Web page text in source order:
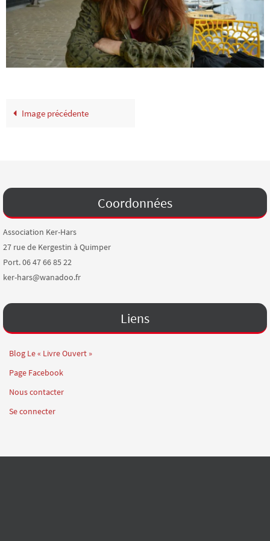
Image précédente
Coordonnées
Association Ker-Hars
27 rue de Kergestin à Quimper
Port. 06 47 66 85 22
ker-hars@wanadoo.fr
Liens
Blog Le « Livre Ouvert »
Page Facebook
Nous contacter
Se connecter